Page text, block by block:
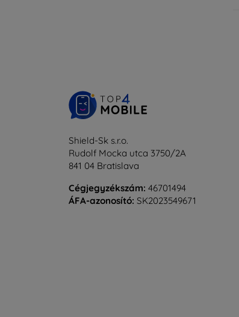
Shield-Sk s.r.o.
Rudolf Mocka utca 3750/2A
841 04 Bratislava
Cégjegyzékszám: 46701494
ÁFA-azonosító: SK2023549671